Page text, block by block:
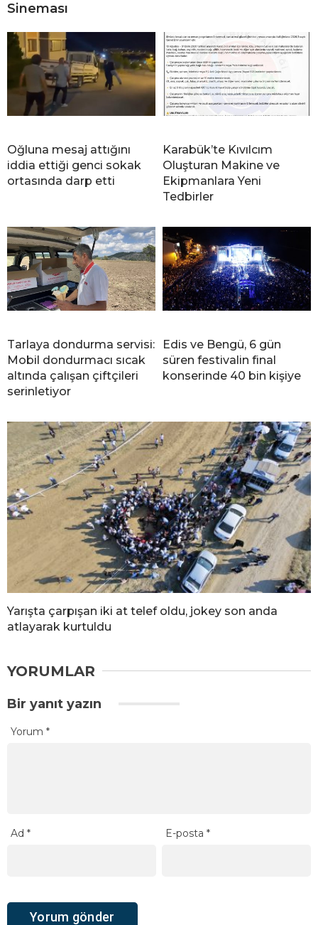
Sineması
Oğluna mesaj attığını
iddia ettiği genci sokak
ortasında darp etti
Karabük’te Kıvılcım
Oluşturan Makine ve
Ekipmanlara Yeni
Tedbirler
Tarlaya dondurma servisi:
Mobil dondurmacı sıcak
altında çalışan çiftçileri
serinletiyor
Edis ve Bengü, 6 gün
süren festivalin final
konserinde 40 bin kişiye
Yarışta çarpışan iki at telef oldu, jokey son anda
atlayarak kurtuldu
YORUMLAR
Bir yanıt yazın
Yorum *
Ad * E-posta*